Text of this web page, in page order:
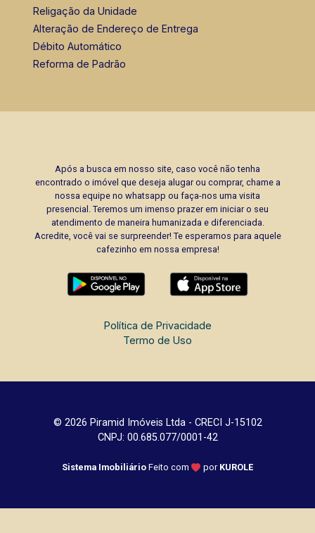
Religação da Unidade
Alteração de Endereço de Entrega
Débito Automático
Reforma de Padrão
Após a busca em nosso site, caso você não tenha
encontrado o imóvel que deseja alugar ou comprar, chame a
nossa equipe no whatsapp ou faça-nos uma visita
presencial. Teremos um imenso prazer em iniciar o seu
atendimento de maneira humanizada e diferenciada.
Acredite, você vai se surpreender! Te esperamos para aquele
cafezinho em nossa empresa!
Política de Privacidade
Termo de Uso
© 2026 Piramid Imóveis Ltda - CRECI J-15102
CNPJ: 00.685.077/0001-42
Sistema Imobiliário Feito com por KUROLE